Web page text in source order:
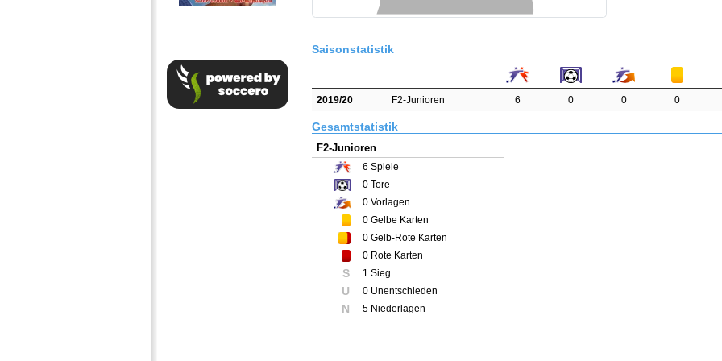
Saisonstatistik
2019/20 F2-Junioren 6 0 0 0
Gesamtstatistik
F2-Junioren
6 Spiele
0 Tore
0 Vorlagen
0 Gelbe Karten
0 Gelb-Rote Karten
0 Rote Karten
S 1 Sieg
U 0 Unentschieden
N 5 Niederlagen